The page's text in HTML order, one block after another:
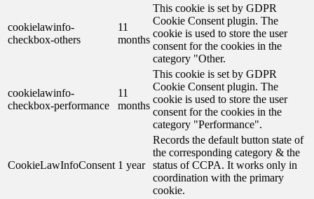
cookielawinfo-
checkbox-others
11
months
This cookie is set by GDPR
Cookie Consent plugin. The
cookie is used to store the user
consent for the cookies in the
category "Other.
cookielawinfo-
checkbox-performance
11
months
This cookie is set by GDPR
Cookie Consent plugin. The
cookie is used to store the user
consent for the cookies in the
category "Performance".
CookieLawInfoConsent 1 year
Records the default button state of
the corresponding category & the
status of CCPA. It works only in
coordination with the primary
cookie.